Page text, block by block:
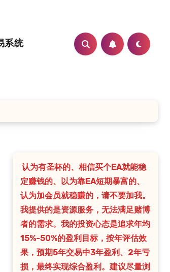
系统
认为有圣杯的、相信买个EA就能稳
定赚钱的、以为靠EA短期暴富的、
认为加会员就稳赚的，请不要加我。
我提供的是资源服务，无法满足赌博
者的需求。我的投资心态是追求年均
15%-50%的盈利目标，按年评估效
果，预期5年交易中3年盈利、2年亏
损，最终实现综合盈利。建议尽量浏